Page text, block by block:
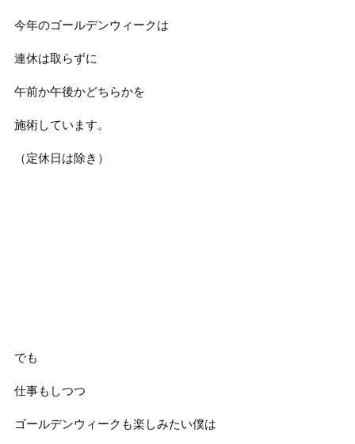
今年のゴールデンウィークは
連休は取らずに
午前か午後かどちらかを
施術しています。
（定休日は除き）
でも
仕事もしつつ
ゴールデンウィークも楽しみたい僕は